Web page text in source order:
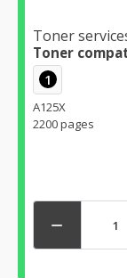
Toner
Toner
1
A125X
2200 pages
